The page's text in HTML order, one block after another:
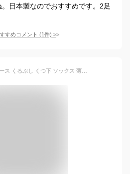
日本製なのでおすすめです。2足
すめコメント (1件) >
[Sekuzy] 靴下 レディース くるぶし くつ下 ソックス 薄手 春夏用 刺繍 婦人 女子 女の子 綿 コットン 防臭 蒸れない 脱げない まとめ買い 22-25cm 10足セット